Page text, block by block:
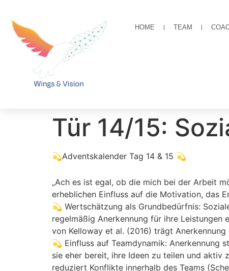
HOME TEAM
Tür 14/15:
💫Adventskalender Tag 14 & 15 💫
„Ach es ist egal, ob die mich bei der Arbeit
erheblichen Einfluss auf die Motivation, das
💫 Wertschätzung als Grundbedürfnis:
regelmäßig Anerkennung für ihre Leistungen
von Kelloway et al. (2016) trägt
💫 Einfluss auf Teamdynamik: Anerkennung
sie eher bereit, ihre Ideen zu teilen und aktiv
reduziert Konflikte innerhalb des Teams